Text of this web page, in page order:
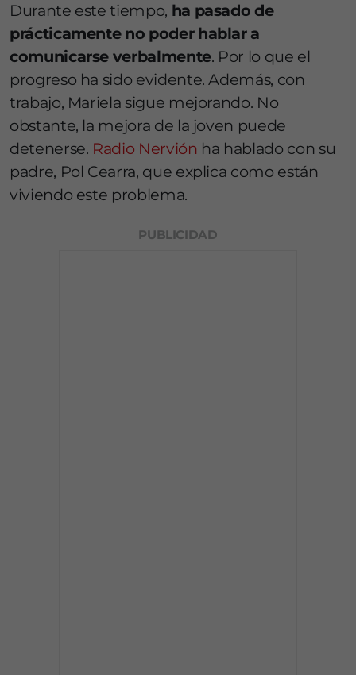
Durante este tiempo, ha pasado de
prácticamente no poder hablar a
comunicarse verbalmente. Por lo que el
progreso ha sido evidente. Además, con
trabajo, Mariela sigue mejorando. No
obstante, la mejora de la joven puede
detenerse. Radio Nervión ha hablado con su
padre, Pol Cearra, que explica como están
viviendo este problema.
PUBLICIDAD